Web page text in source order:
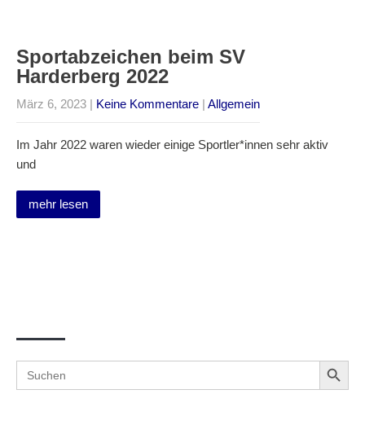
Sportabzeichen beim SV
Harderberg 2022
März 6, 2023 | Keine Kommentare | Allgemein
Im Jahr 2022 waren wieder einige Sportler*innen sehr aktiv
und
mehr lesen
Search
for:
Search Button